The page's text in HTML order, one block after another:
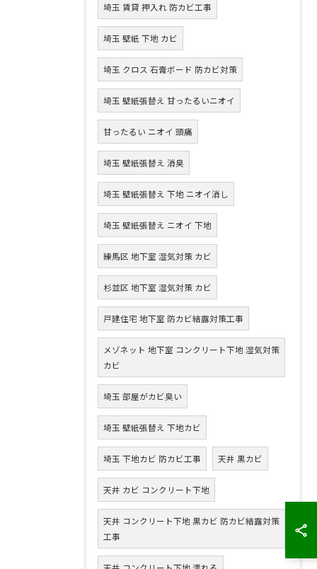
埼玉 賃貸 押入れ 防カビ工事
埼玉 壁紙 下地 カビ
埼玉 クロス 石膏ボード 防カビ対策
埼玉 壁紙張替え 甘ったるいニオイ
甘ったるい ニオイ 頭痛
埼玉 壁紙張替え 消臭
埼玉 壁紙張替え 下地 ニオイ消し
埼玉 壁紙張替え ニオイ 下地
練馬区 地下室 湿気対策 カビ
杉並区 地下室 湿気対策 カビ
戸建住宅 地下室 防カビ結露対策工事
メゾネット 地下室 コンクリート下地 湿気対策
カビ
埼玉 部屋がカビ臭い
埼玉 壁紙張替え 下地カビ
埼玉 下地カビ 防カビ工事 天井 黒カビ
天井 カビ コンクリート下地
天井 コンクリート下地 黒カビ 防カビ結露対策
工事